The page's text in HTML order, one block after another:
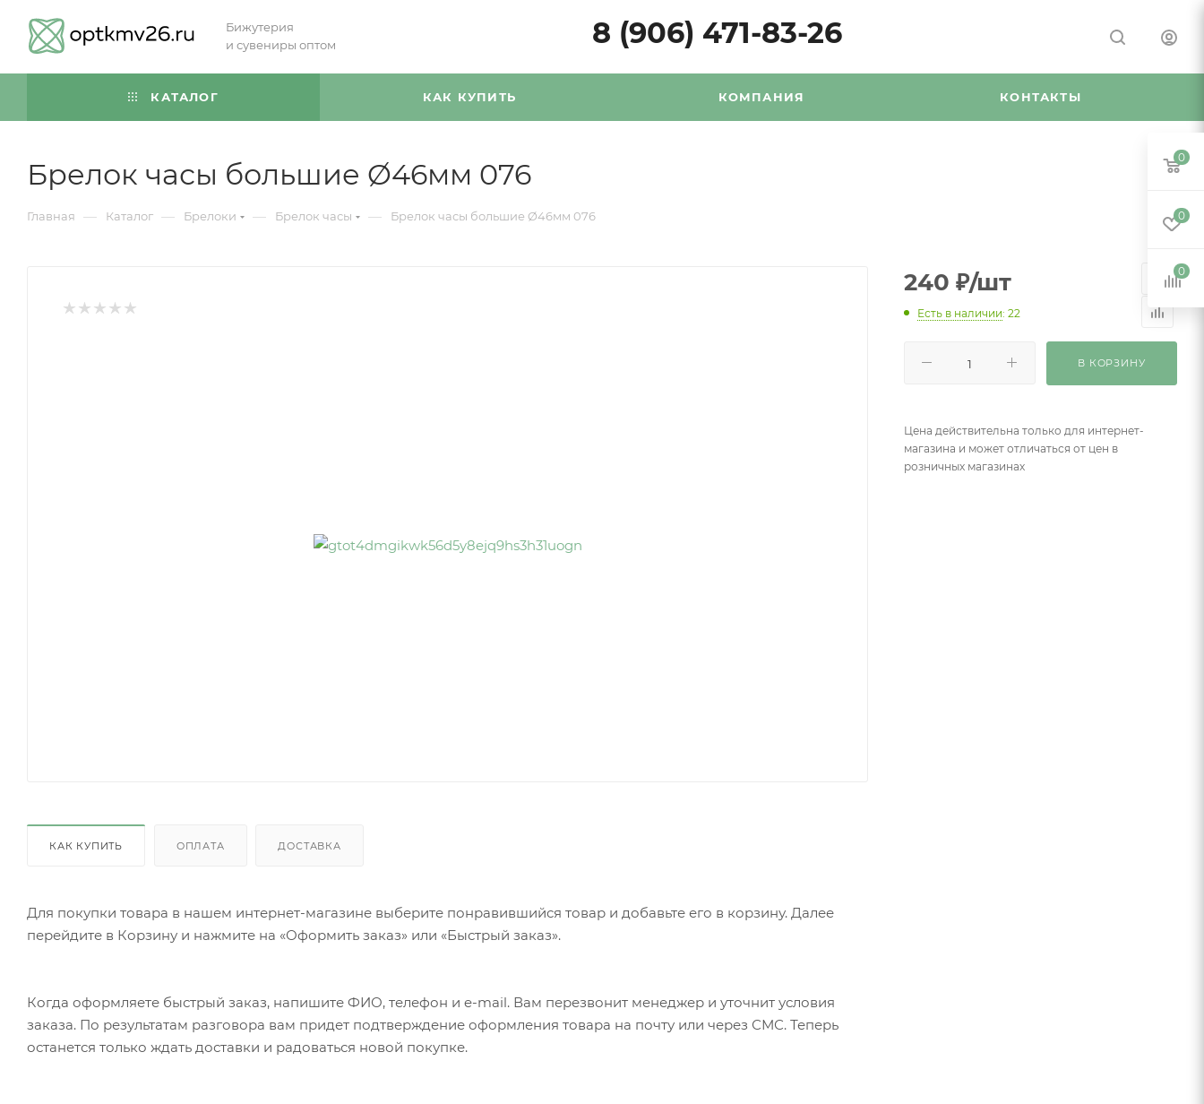
Бижутерия
и сувениры оптом
8 (906) 471-83-26
КАТАЛОГ КАК КУПИТЬ КОМПАНИЯ КОНТАКТЫ
Брелок часы большие Ø46мм 076
Главная — Каталог — Брелоки — Брелок часы — Брелок часы большие Ø46мм 076
КАК КУПИТЬ ОПЛАТА ДОСТАВКА
Для покупки товара в нашем интернет-магазине выберите понравившийся товар и добавьте его в корзину. Далее
перейдите в Корзину и нажмите на «Оформить заказ» или «Быстрый заказ».
Когда оформляете быстрый заказ, напишите ФИО, телефон и e-mail. Вам перезвонит менеджер и уточнит условия
заказа. По результатам разговора вам придет подтверждение оформления товара на почту или через СМС. Теперь
останется только ждать доставки и радоваться новой покупке.
240 ₽/шт
Есть в наличии: 22
В КОРЗИНУ
Цена действительна только для интернет-
магазина и может отличаться от цен в
розничных магазинах
0
0
0